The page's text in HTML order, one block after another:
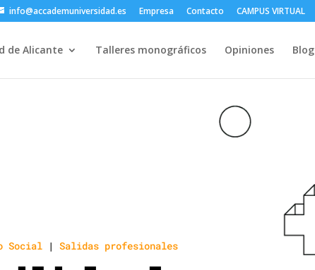
info@accademuniversidad.es Empresa Contacto CAMPUS VIRTUAL
de Alicante Talleres monográficos Opiniones Blog
Social | Salidas profesionales